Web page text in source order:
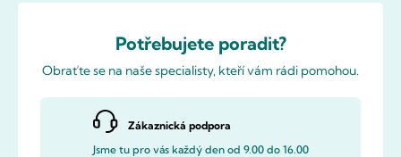
Potřebujete poradit?
Obraťte se na naše specialisty, kteří vám rádi pomohou.
Zákaznická podpora
Jsme tu pro vás každý den od 9.00 do 16.00